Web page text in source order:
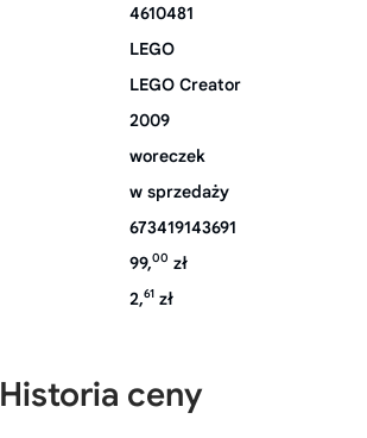
4610481
LEGO
LEGO Creator
2009
woreczek
w sprzedaży
673419143691
99,00 zł
2,61 zł
Historia ceny